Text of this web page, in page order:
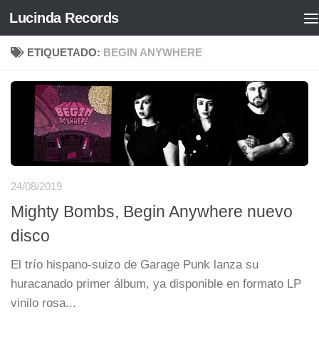
Saltar al contenido
Lucinda Records
ETIQUETADO: BEGIN ANYWHERE
24/08/2019
Mighty Bombs, Begin Anywhere nuevo
disco
El trío hispano-suizo de Garage Punk lanza su
huracanado primer álbum, ya disponible en formato LP
vinilo rosa...